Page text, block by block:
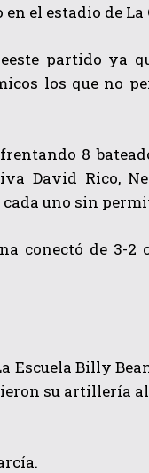
el estadio de
partido ya
los que no
8
David Rico,
uno sin
conectó de 3-2
Escuela Billy
su artillería